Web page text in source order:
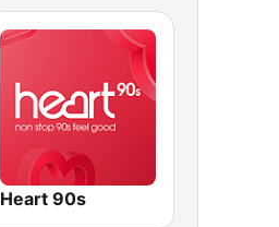
Heart 90s